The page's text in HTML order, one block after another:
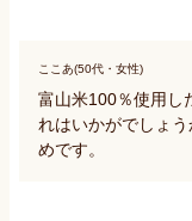
ここあ(50代・女性)
富山米100％使用し
れはいかがでしょ
めです。